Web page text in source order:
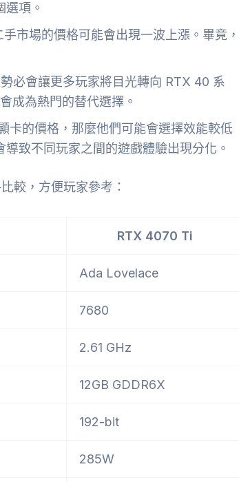
項。
市場的價格可能會出現一波上漲。畢竟，
必會讓更多玩家將目光轉向 RTX 40 系
成為熱門的替代選擇。
卡的價格，那麼他們可能會選擇效能較低
致不同玩家之間的遊戲體驗出現分化。
較，方便玩家參考：
RTX 4070 Ti
Ada Lovelace
7680
2.61 GHz
12GB GDDR6X
192-bit
285W